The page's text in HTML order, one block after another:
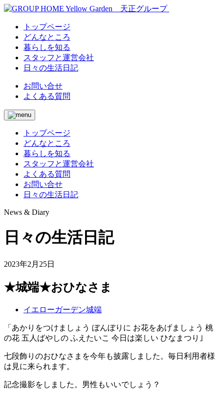
トップページ
どんなところ
暮らしを知る
スタッフと運営会社
日々の生活日記
お問い合せ
よくある質問
トップページ
どんなところ
暮らしを知る
スタッフと運営会社
よくある質問
お問い合せ
日々の生活日記
News & Diary
日々の生活日記
2023年2月25日
★城端★おひなさま
イエローガーデン城端
「あかりをつけましょう ぼんぼりに お花をあげましょう 桃
の花 五人ばやしの ふえたいこ 今日は楽しい ひなまつり｣
七段飾りのおひなさまを今年も披露しました。毎日利用者様
は見に来られます。
記念撮影をしました。男性もいいでしょう？